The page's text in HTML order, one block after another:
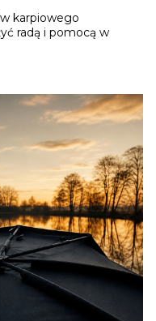
karpiowego
radą i pomocą w